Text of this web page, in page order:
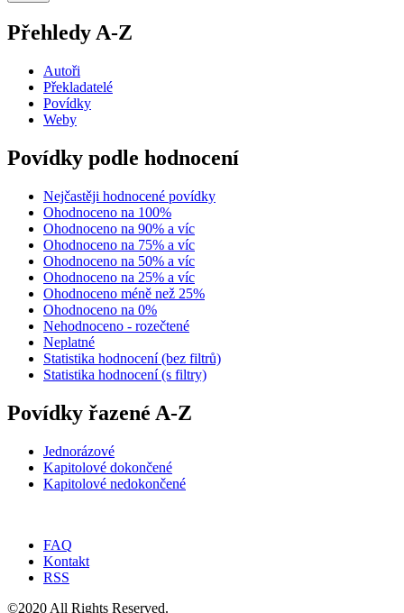
Přehledy A-Z
Autoři
Překladatelé
Povídky
Weby
Povídky podle hodnocení
Nejčastěji hodnocené povídky
Ohodnoceno na 100%
Ohodnoceno na 90% a víc
Ohodnoceno na 75% a víc
Ohodnoceno na 50% a víc
Ohodnoceno na 25% a víc
Ohodnoceno méně než 25%
Ohodnoceno na 0%
Nehodnoceno - rozečtené
Neplatné
Statistika hodnocení (bez filtrů)
Statistika hodnocení (s filtry)
Povídky řazené A-Z
Jednorázové
Kapitolové dokončené
Kapitolové nedokončené
FAQ
Kontakt
RSS
©2020 All Rights Reserved.